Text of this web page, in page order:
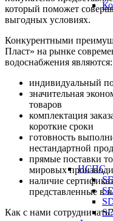
НСПС
который поможет
выгодных условиях.
Конкурентными
Пласт» на рынке
водоснабжения являются:
индивидуальный
значительная
товаров
комплектация
короткие сроки
готовность
нестандартной
прямые поставки
мировых
наличие
представленные в
Как с нами сотрудничать?